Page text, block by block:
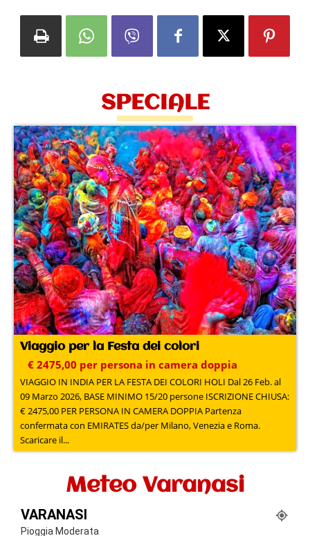
SPECIALE
Viaggio per la Festa dei colori
€ 2475,00 per persona in camera doppia
VIAGGIO IN INDIA PER LA FESTA DEI COLORI HOLI Dal 26 Feb. al
09 Marzo 2026, BASE MINIMO 15/20 persone ISCRIZIONE CHIUSA:
€ 2475,00 PER PERSONA IN CAMERA DOPPIA Partenza
confermata con EMIRATES da/per Milano, Venezia e Roma.
Scaricare il...
Meteo Varanasi
VARANASI
Pioggia Moderata